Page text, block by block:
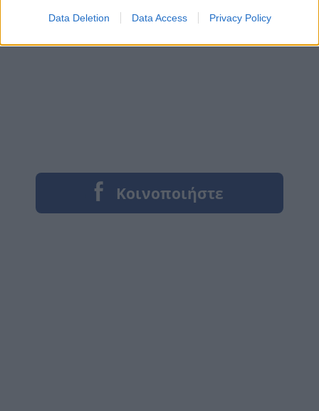
Data Deletion Data Access Privacy Policy